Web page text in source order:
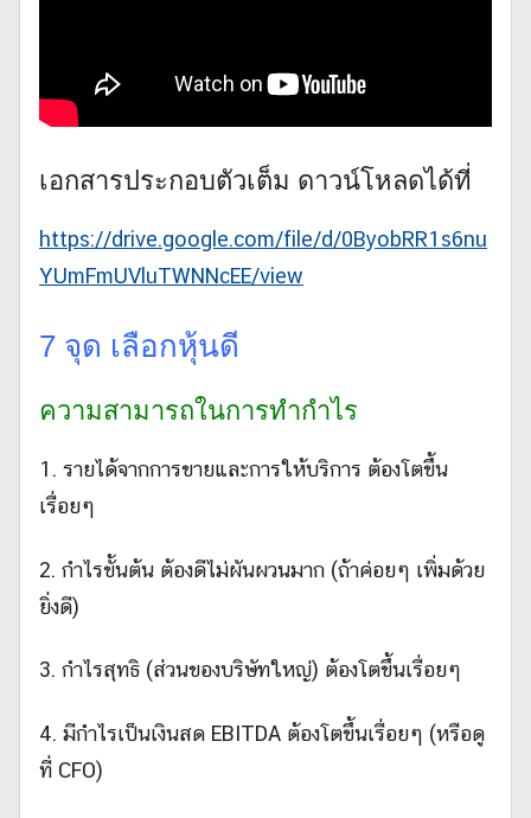
เอกสารประกอบตัวเต็ม ดาวน์โหลดได้ที่
https://drive.google.com/file/d/0ByobRR1s6nu
YUmFmUVluTWNNcEE/view
7 จุด เลือกหุ้นดี
ความสามารถในการทำกำไร
1. รายได้จากการขายและการให้บริการ ต้องโตขึ้น
เรื่อยๆ
2. กำไรขั้นต้น ต้องดีไม่ผันผวนมาก (ถ้าค่อยๆ เพิ่มด้วย
ยิ่งดี)
3. กำไรสุทธิ (ส่วนของบริษัทใหญ่) ต้องโตขึ้นเรื่อยๆ
4. มีกำไรเป็นเงินสด EBITDA ต้องโตขึ้นเรื่อยๆ (หรือดู
ที่ CFO)